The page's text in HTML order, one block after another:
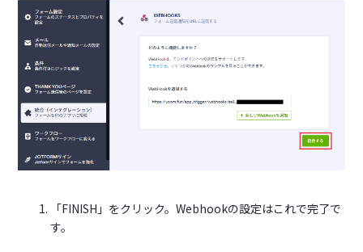
「FINISH」をクリック。Webhookの設定はこれで完了で
す。